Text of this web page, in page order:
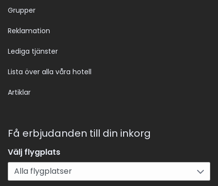
Grupper
Reklamation
Lediga tjänster
Lista över alla våra hotell
Artiklar
Få erbjudanden till din inkorg
Välj flygplats